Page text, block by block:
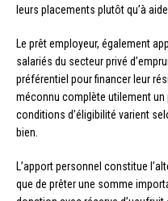
leurs placements plutôt qu’à
Le prêt employeur, également
salariés du secteur privé
préférentiel pour financer leur
méconnu complète utilement un
conditions d’éligibilité varient
bien.
L’apport personnel constitue
que de prêter une somme